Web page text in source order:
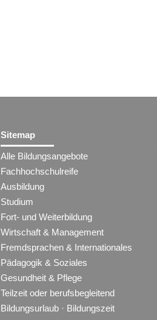
Sitemap
Alle Bildungsangebote
Fachhochschulreife
Ausbildung
Studium
Fort- und Weiterbildung
Wirtschaft & Management
Fremdsprachen & Internationales
Pädagogik & Soziales
Gesundheit & Pflege
Teilzeit oder berufsbegleitend
Bildungsurlaub · Bildungszeit